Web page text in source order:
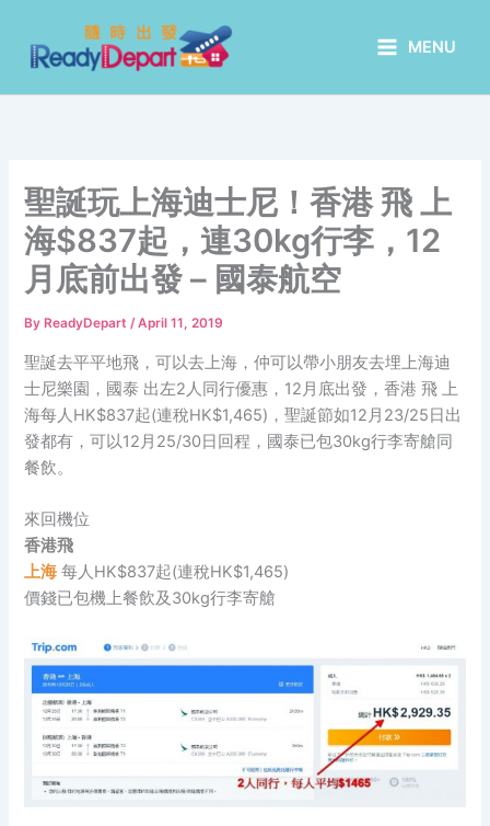
content
MENU
聖誕玩上海迪士尼！香港 飛 上
海$837起，連30kg行李，12
月底前出發 – 國泰航空
By ReadyDepart/April 11, 2019
聖誕去平平地飛，可以去上海，仲可以帶小朋友去埋上海迪
士尼樂園，國泰 出左2人同行優惠，12月底出發，香港 飛 上
海每人HK$837起(連稅HK$1,465)，聖誕節如12月23/25日出
發都有，可以12月25/30日回程，國泰已包30kg行李寄艙同
餐飲。
來回機位
香港飛
上海 每人HK$837起(連稅HK$1,465)
價錢已包機上餐飲及30kg行李寄艙